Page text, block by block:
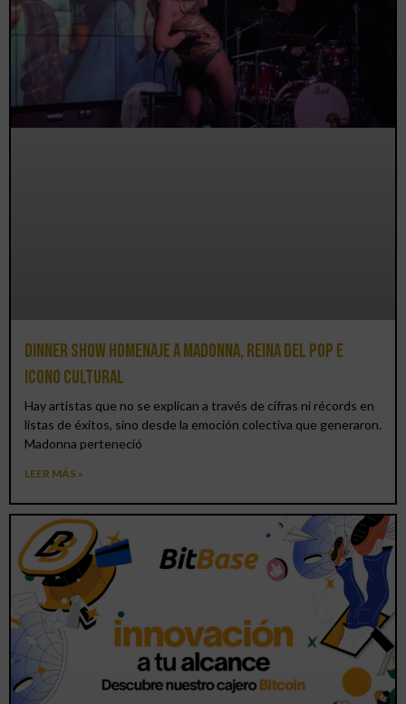
Dinner Show homenaje a Madonna, reina del pop e
icono cultural
Hay artistas que no se explican a través de cifras ni récords en
listas de éxitos, sino desde la emoción colectiva que generaron.
Madonna perteneció
LEER MÁS »